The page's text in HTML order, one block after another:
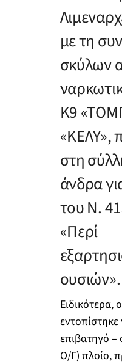
με τη
σκύλων
Κ9
«ΚΕΛΥ»,
στη
άνδρα
του Ν.
«Περί
ουσιών».
Ειδικότερα,
εντοπίστηκε
επιβατηγό
Ο/Γ) πλοίο,